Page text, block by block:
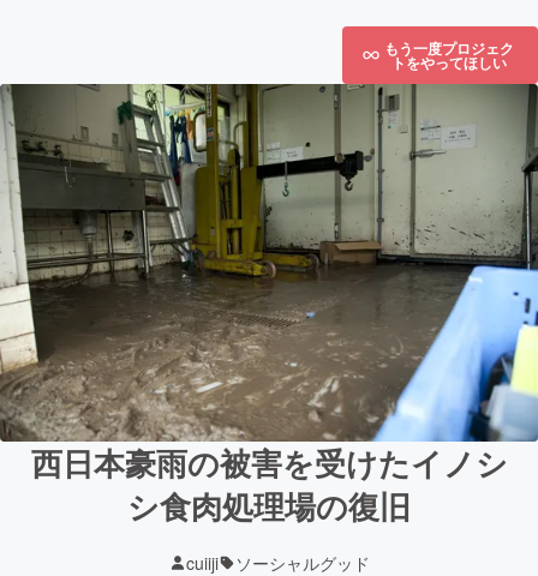
もう一度プロジェク
トをやってほしい
西日本豪雨の被害を受けたイノシ
シ食肉処理場の復旧
cuiiji ソーシャルグッド